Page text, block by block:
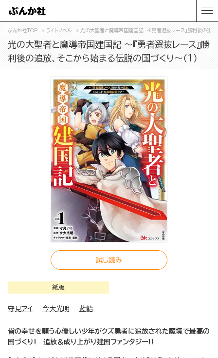
ぶんか社TOP ライトノベル 光の大聖者と魔導帝国建国記 ～『勇者選抜レース』勝利後の追放
光の大聖者と魔導帝国建国記 ～『勇者選抜レース』勝
利後の追放、そこから始まる伝説の国づくり～（1）
試し読み
紙版
守見アイ 今大光明 藍飴
皆の幸せを願う心優しい少年がクズ勇者に追放された魔境で最高の
国づくり! 追放＆成り上がり建国ファンタジー!!